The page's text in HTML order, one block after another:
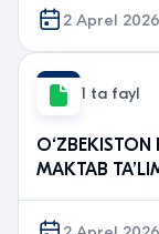
2 Aprel
1 ta fayl
O‘ZBEKISTON
MAKTAB